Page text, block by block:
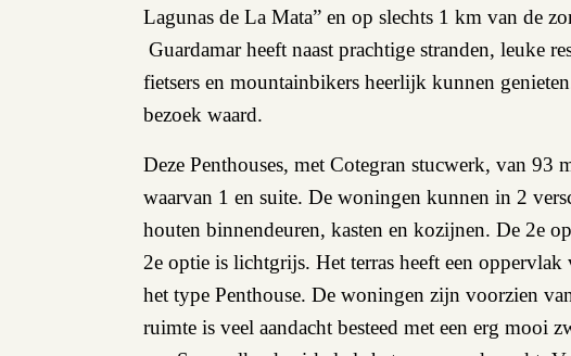
Lagunas de La Mata” en op slechts 1 km van de
Guardamar heeft naast prachtige stranden, leuke
fietsers en mountainbikers heerlijk kunnen
bezoek waard.
Deze Penthouses, met Cotegran stucwerk, van 93
waarvan 1 en suite. De woningen kunnen in 2
houten binnendeuren, kasten en kozijnen. De 2e
2e optie is lichtgrijs. Het terras heeft een
het type Penthouse. De woningen zijn voorzien
ruimte is veel aandacht besteed met een erg mooi